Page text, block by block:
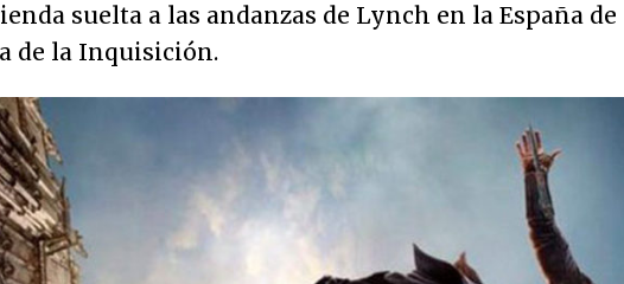
suelta a las andanzas de Lynch en la España de
de la Inquisición.